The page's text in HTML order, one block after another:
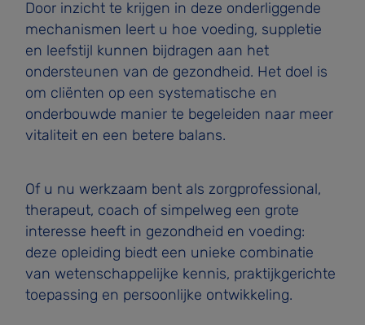
Door inzicht te krijgen in deze onderliggende
mechanismen leert u hoe voeding, suppletie
en leefstijl kunnen bijdragen aan het
ondersteunen van de gezondheid. Het doel is
om cliënten op een systematische en
onderbouwde manier te begeleiden naar meer
vitaliteit en een betere balans.
Of u nu werkzaam bent als zorgprofessional,
therapeut, coach of simpelweg een grote
interesse heeft in gezondheid en voeding:
deze opleiding biedt een unieke combinatie
van wetenschappelijke kennis, praktijkgerichte
toepassing en persoonlijke ontwikkeling.